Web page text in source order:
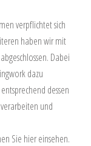
verpflichtet sich
haben wir mit
Dabei
dazu
dessen
und
Sie hier einsehen.